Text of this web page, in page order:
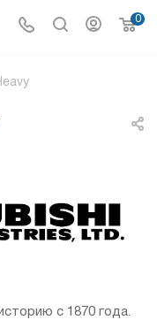
0
с 1870 года.